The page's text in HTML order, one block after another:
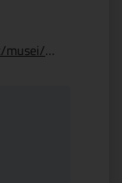
https://museipuglia.cultura.gov.it/musei/museo-nazionale-archeologico-di-altamura/